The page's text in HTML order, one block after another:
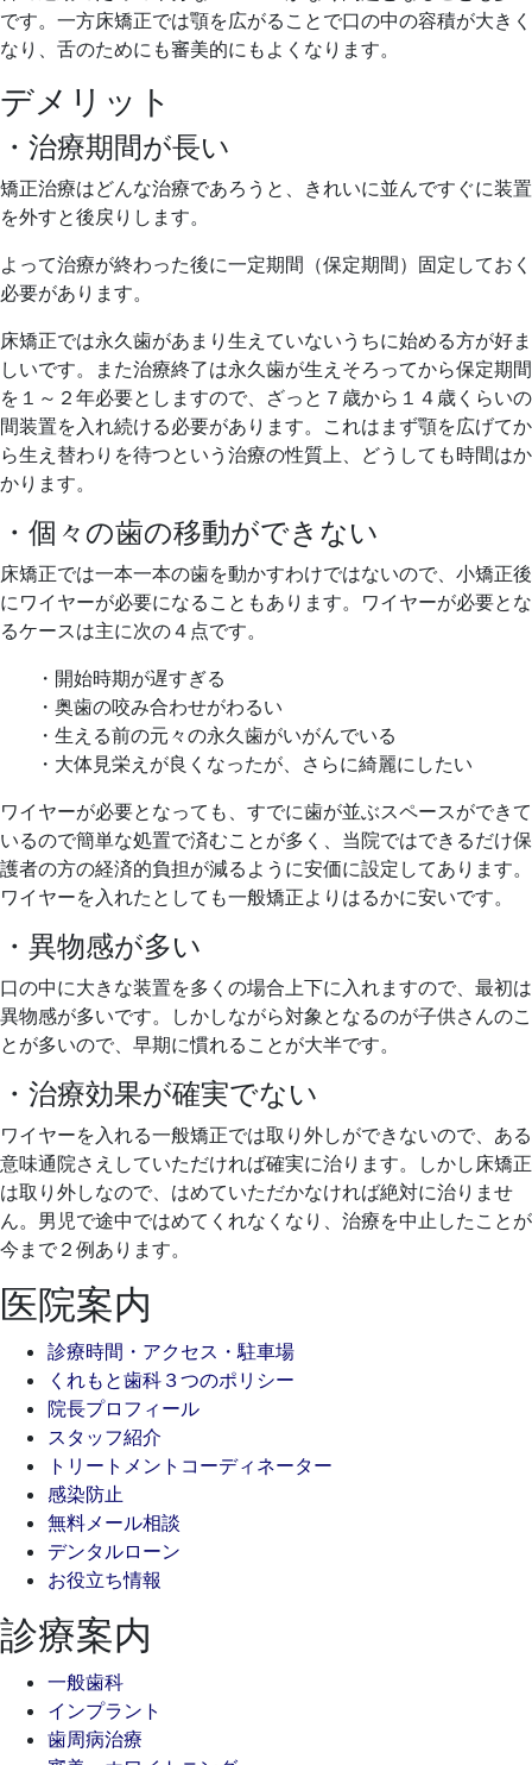
です。一方床矯正では顎を広がることで口の中の容積が大きく
なり、舌のためにも審美的にもよくなります。
デメリット
・治療期間が長い
矯正治療はどんな治療であろうと、きれいに並んですぐに装置
を外すと後戻りします。
よって治療が終わった後に一定期間（保定期間）固定しておく
必要があります。
床矯正では永久歯があまり生えていないうちに始める方が好ま
しいです。また治療終了は永久歯が生えそろってから保定期間
を１～２年必要としますので、ざっと７歳から１４歳くらいの
間装置を入れ続ける必要があります。これはまず顎を広げてか
ら生え替わりを待つという治療の性質上、どうしても時間はか
かります。
・個々の歯の移動ができない
床矯正では一本一本の歯を動かすわけではないので、小矯正後
にワイヤーが必要になることもあります。ワイヤーが必要とな
るケースは主に次の４点です。
・開始時期が遅すぎる
・奥歯の咬み合わせがわるい
・生える前の元々の永久歯がいがんでいる
・大体見栄えが良くなったが、さらに綺麗にしたい
ワイヤーが必要となっても、すでに歯が並ぶスペースができて
いるので簡単な処置で済むことが多く、当院ではできるだけ保
護者の方の経済的負担が減るように安価に設定してあります。
ワイヤーを入れたとしても一般矯正よりはるかに安いです。
・異物感が多い
口の中に大きな装置を多くの場合上下に入れますので、最初は
異物感が多いです。しかしながら対象となるのが子供さんのこ
とが多いので、早期に慣れることが大半です。
・治療効果が確実でない
ワイヤーを入れる一般矯正では取り外しができないので、ある
意味通院さえしていただければ確実に治ります。しかし床矯正
は取り外しなので、はめていただかなければ絶対に治りませ
ん。男児で途中ではめてくれなくなり、治療を中止したことが
今まで２例あります。
医院案内
診療時間・アクセス・駐車場
くれもと歯科３つのポリシー
院長プロフィール
スタッフ紹介
トリートメントコーディネーター
感染防止
無料メール相談
デンタルローン
お役立ち情報
診療案内
一般歯科
インプラント
歯周病治療